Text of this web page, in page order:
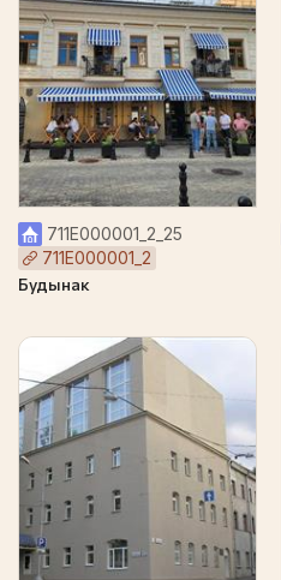
711Е000001_2_25
711Е000001_2
Будынак